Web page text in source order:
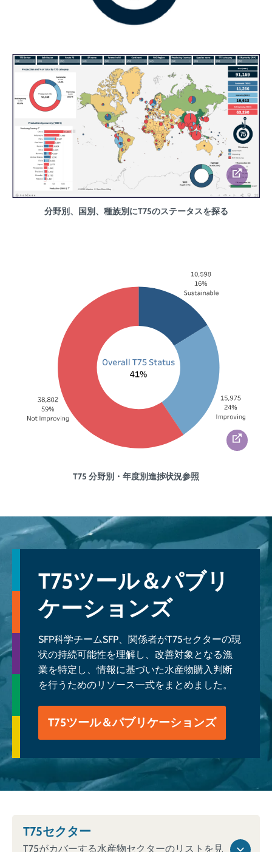
分野別、国別、種族別にT75のステータスを探る
T75 分野別・年度別進捗状況参照
T75ツール＆パブリ
ケーションズ
SFP科学チームSFP、関係者がT75セクターの現
状の持続可能性を理解し、改善対象となる漁
業を特定し、情報に基づいた水産物購入判断
を行うためのリソース一式をまとめました。
T75ツール＆パブリケーションズ
T75セクター
T75がカバーする水産物セクターのリストを見